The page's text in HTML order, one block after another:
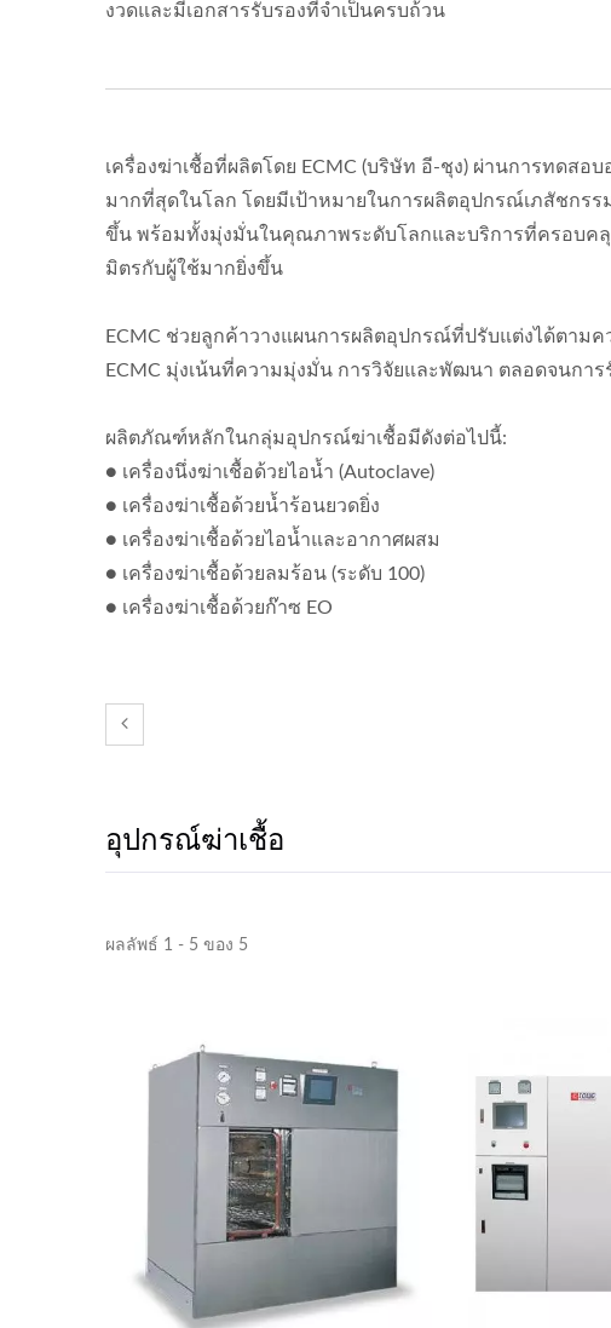
งวดและมีเอกสารรับรองที่จำเป็นครบถ้วน
เครื่องฆ่าเชื้อที่ผลิตโดย ECMC (บริษัท อี-ชุง) ผ่านการทดสอ
มากที่สุดในโลก โดยมีเป้าหมายในการผลิตอุปกรณ์เภสัชกร
ขึ้น พร้อมทั้งมุ่งมั่นในคุณภาพระดับโลกและบริการที่ครอบค
มิตรกับผู้ใช้มากยิ่งขึ้น
ECMC ช่วยลูกค้าวางแผนการผลิตอุปกรณ์ที่ปรับแต่งได้ตา
ECMC มุ่งเน้นที่ความมุ่งมั่น การวิจัยและพัฒนา ตลอดจนกา
ผลิตภัณฑ์หลักในกลุ่มอุปกรณ์ฆ่าเชื้อมีดังต่อไปนี้:
● เครื่องนึ่งฆ่าเชื้อด้วยไอน้ำ (Autoclave)
● เครื่องฆ่าเชื้อด้วยน้ำร้อนยวดยิ่ง
● เครื่องฆ่าเชื้อด้วยไอน้ำและอากาศผสม
● เครื่องฆ่าเชื้อด้วยลมร้อน (ระดับ 100)
● เครื่องฆ่าเชื้อด้วยก๊าซ EO
อุปกรณ์ฆ่าเชื้อ
ผลลัพธ์ 1 - 5 ของ 5